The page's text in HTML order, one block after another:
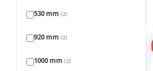
1130 mm
1195 mm
1630 mm
530 mm (2)
920 mm (2)
1000 mm (2)